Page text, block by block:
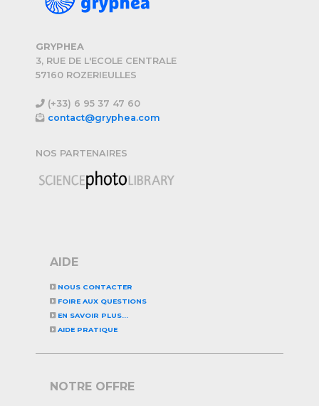
GRYPHEA
3, RUE DE L'ECOLE CENTRALE
57160 ROZERIEULLES
(+33) 6 95 37 47 60
contact@gryphea.com
NOS PARTENAIRES
AIDE
NOUS CONTACTER
FOIRE AUX QUESTIONS
EN SAVOIR PLUS...
AIDE PRATIQUE
NOTRE OFFRE